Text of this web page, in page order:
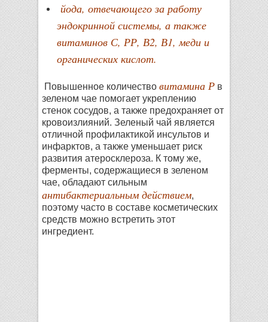
йода, отвечающего за работу
эндокринной системы, а также
витаминов С, РР, В2, В1, меди и
органических кислот.
Повышенное количествовитамина Р в
зеленом чае помогает укреплению
стенок сосудов, а также предохраняет от
кровоизлияний. Зеленый чай является
отличной профилактикой инсультов и
инфарктов, а также уменьшает риск
развития атеросклероза. К тому же,
ферменты, содержащиеся в зеленом
чае, обладают сильным
антибактериальным действием,
поэтому часто в составе косметических
средств можно встретить этот
ингредиент.